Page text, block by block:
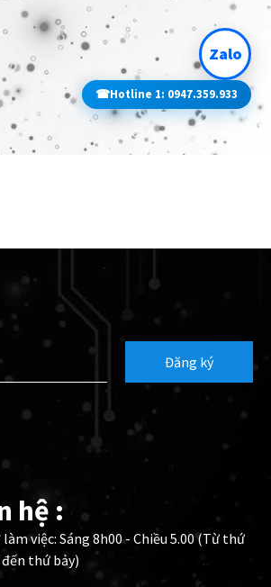
Đăng ký
hệ :
làm việc: Sáng 8h00 - Chiều 5.00 (Từ thứ
thứ bảy)
Zalo
☎Hotline 1: 0947.359.933